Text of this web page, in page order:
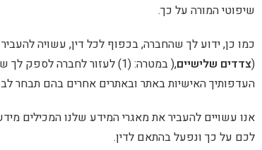
שיפוטי המורה על כך.
כמו כן, ידוע לך שהחברה, בכפוף לכל דין, עשויה
(צדדים שלישיים
העדפותיך האישיות באתר ובאתרים אחרים בהם תבחר
אנו עשויים להעביר את מאגרי המידע שלנו המכילים
לכם על כך ונפעל בהתאם לדין.